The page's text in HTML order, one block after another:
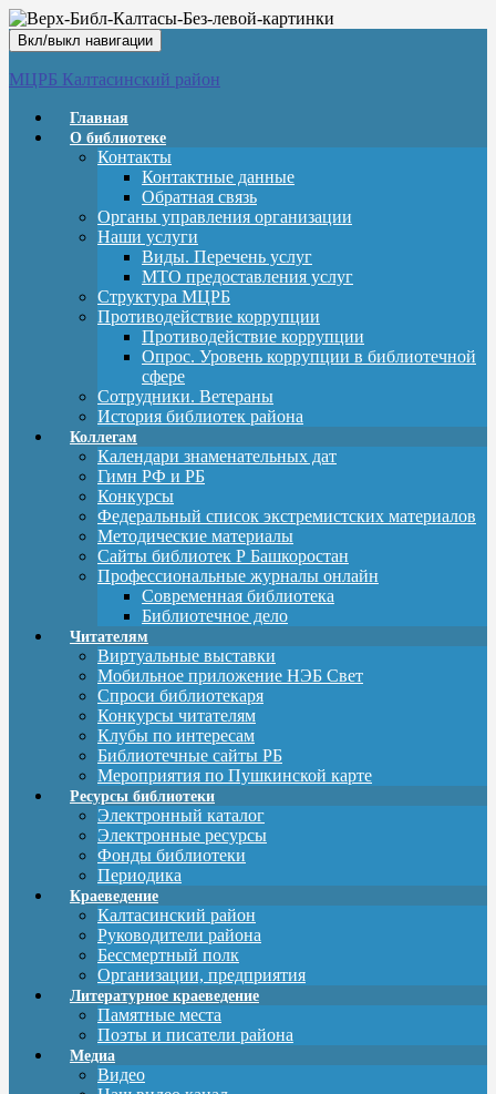
Вкл/выкл навигации
МЦРБ Калтасинский район
Главная
О библиотеке
Контакты
Контактные данные
Обратная связь
Органы управления организации
Наши услуги
Виды. Перечень услуг
МТО предоставления услуг
Структура МЦРБ
Противодействие коррупции
Противодействие коррупции
Опрос. Уровень коррупции в библиотечной
сфере
Сотрудники. Ветераны
История библиотек района
Коллегам
Календари знаменательных дат
Гимн РФ и РБ
Конкурсы
Федеральный список экстремистских материалов
Методические материалы
Сайты библиотек Р Башкоростан
Профессиональные журналы онлайн
Современная библиотека
Библиотечное дело
Читателям
Виртуальные выставки
Мобильное приложение НЭБ Свет
Спроси библиотекаря
Конкурсы читателям
Клубы по интересам
Библиотечные сайты РБ
Мероприятия по Пушкинской карте
Ресурсы библиотеки
Электронный каталог
Электронные ресурсы
Фонды библиотеки
Периодика
Краеведение
Калтасинский район
Руководители района
Бессмертный полк
Организации, предприятия
Литературное краеведение
Памятные места
Поэты и писатели района
Медиа
Видео